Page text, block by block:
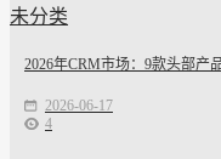
未分类
2026年CRM市场：9款头部产
2026-06-17
4